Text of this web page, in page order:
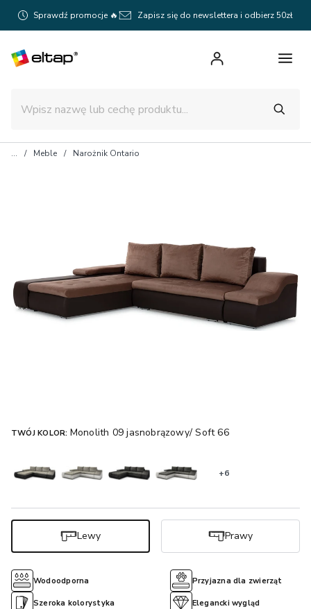
Sprawdź promocje 🔥 Zapisz się do newslettera i odbierz 50zł
Meble Narożnik Ontario
TWÓJ KOLOR: Monolith 09 jasnobrązowy/ Soft 66
Wodoodporna Przyjazna dla zwierząt
Szeroka kolorystyka Elegancki wygląd
+6
Lewy Prawy